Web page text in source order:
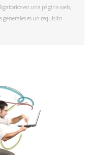
en una página web,
es un requisito